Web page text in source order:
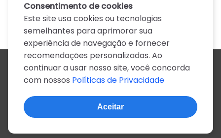
Todos os artistas
A
B C D E F G H I J
N
O P Q R S T U V W X
Z
0-9
Consentimento de cookies
Este site usa cookies ou tecnologias
semelhantes para aprimorar sua
experiência de navegação e fornecer
recomendações personalizadas. Ao
continuar a usar nosso site, você concorda
com nossos Políticas de Privacidade
Aceitar